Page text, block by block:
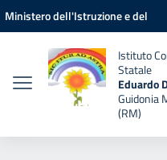
Vai ai contenuti
Vai al menu di navigazione
Vai al footer
Ministero dell'Istruzione e del
Istituto
Statale
Eduardo
Guidonia
(RM)